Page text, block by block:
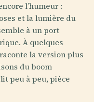
l’humeur :
et la lumière du
à un port
À quelques
la version plus
du boom
peu à peu, pièce